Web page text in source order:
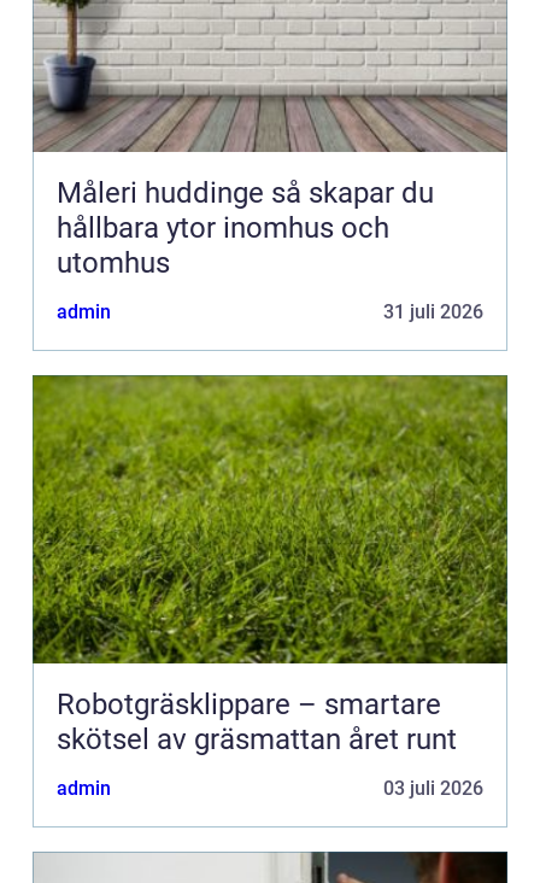
Måleri huddinge så skapar du
hållbara ytor inomhus och
utomhus
admin 31 juli 2026
Robotgräsklippare – smartare
skötsel av gräsmattan året runt
admin 03 juli 2026